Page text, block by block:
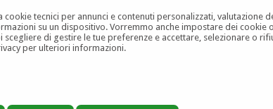
cookie tecnici per annunci e contenuti personalizzati,
su un dispositivo. Vorremmo anche impostare dei
scegliere di gestire le tue preferenze e accettare, selezionare o
per ulteriori informazioni.